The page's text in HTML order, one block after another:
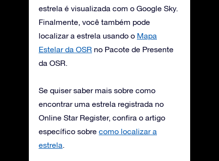
estrela é visualizada com o Google Sky.
Finalmente, você também pode
localizar a estrela usando o Mapa
Estelar da OSR no Pacote de Presente
da OSR.
Se quiser saber mais sobre como
encontrar uma estrela registrada no
Online Star Register, confira o artigo
específico sobre como localizar a
estrela.